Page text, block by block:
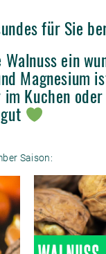
für Sie
ein
Magnesium
Kuchen
Saison: